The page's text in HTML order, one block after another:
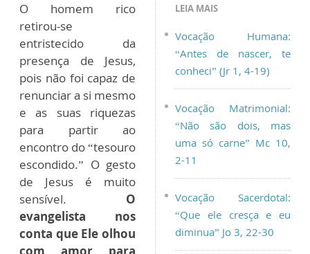
LEIA MAIS
Vocação Humana:
“Antes de nascer, te
conheci” (Jr 1, 4-19)
Vocação Matrimonial:
“Não são dois, mas
uma só carne” Mc 10,
2-11
Vocação Sacerdotal:
“Que ele cresça e eu
diminua” Jo 3, 22-30
O homem rico
retirou-se
entristecido da
presença de Jesus,
pois não foi capaz de
renunciar a si mesmo
e as suas riquezas
para partir ao
encontro do “tesouro
escondido.” O gesto
de Jesus é muito
sensível. O
evangelista nos
conta que Ele olhou